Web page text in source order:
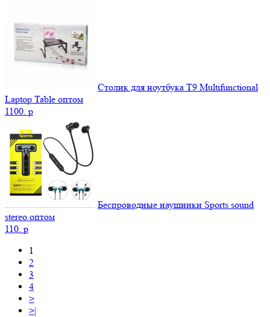
Столик для ноутбука Т9 Мultifunctional
Laptop Table оптом
1100. p
Беспроводные наушники Sports sound
stereo оптом
110. p
1
2
3
4
>
>|